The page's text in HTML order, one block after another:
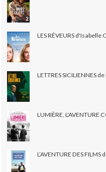
LES RÊVEURS d'Isabelle
LETTRES SICILIENNES
LUMIÈRE, L'AVENTURE
L’AVENTURE DES